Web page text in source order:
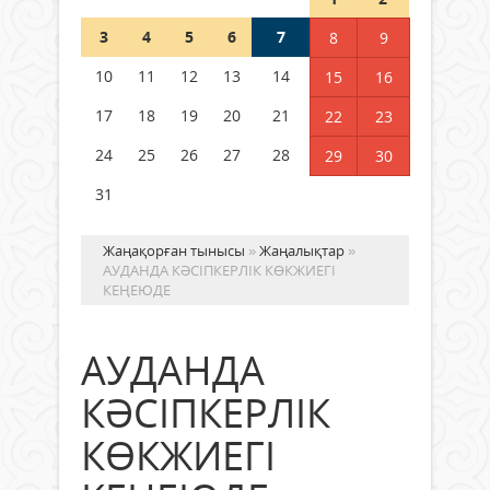
Германия аптап ыстыққа
бастады
04 тамыз 2026 ж.
3
4 5 6 7 8
9
10
11 12 13 14 15
16
17
18 19 20 21 22
23
24
25 26 27 28 29
30
31
Жаңақорған тынысы »Жаңалықтар »
АУДАНДА КӘСІПКЕРЛІК КӨКЖИЕГІ
КЕҢЕЮДЕ
АУДАНДА
КӘСІПКЕРЛІК
КӨКЖИЕГІ